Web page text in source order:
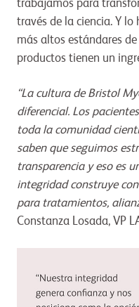
trabajamos para
través de la ciencia. Y
más altos estándares
productos tienen un
“La cultura de Bristol
diferencial. Los
toda la comunidad
saben que seguimos
transparencia y eso es
integridad construye
para tratamientos,
Constanza Losada, VP